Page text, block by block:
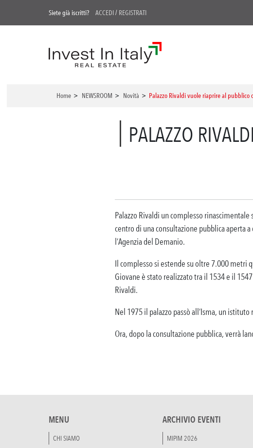
Siete già iscritti? ACCEDI/ REGISTRATI
Home > NEWSROOM > Novità > Palazzo Rivaldi vuole riaprire al pubblico
PALAZZO
Palazzo Rivaldi un complesso
centro di una consultazione pubblica aperta
l’Agenzia del Demanio.
Il complesso si estende su oltre 7.000 metri
Giovane è stato realizzato tra il 1534 e il
Rivaldi.
Nel 1975 il palazzo passò all’Isma, un
Ora, dopo la consultazione pubblica, verrà
MENU
CHI SIAMO
ARCHIVIO EVENTI
MIPIM 2026